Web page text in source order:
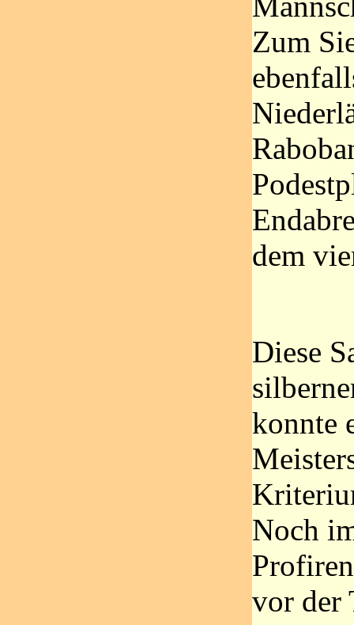
Zum
dem
Diese
konnte
Noch
vor der